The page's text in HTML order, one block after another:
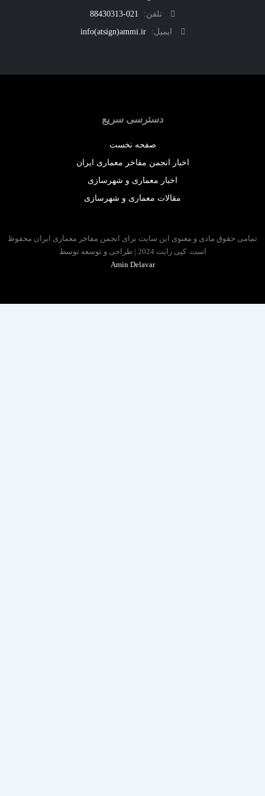
تلفن:
021-88430313
ایمیل:
info(atsign)ammi.ir
دسترسی سریع
صفحه نخست
اخبار انجمن مفاخر معماری ایران
اخبار معماری و شهرسازی
مقالات معماری و شهرسازی
حقوق مادی و معنوی این سایت برای انجمن مفاخر معماری ایران محفوظ
است. کپی رایت 2024 | طراحی و توسعه توسط
Amin Delavar